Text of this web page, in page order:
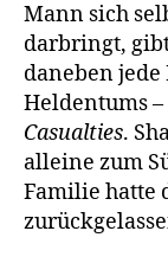
Mann sich
darbringt,
daneben
Heldentums
Casualties.
alleine zum
Familie hatte